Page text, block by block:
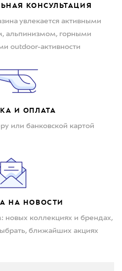
КОНСУЛЬТАЦИЯ
увлекается активными
альпинизмом, горными
outdoor-активности
И ОПЛАТА
или банковской картой
НА НОВОСТИ
новых коллекциях и брендах,
ближайших акциях